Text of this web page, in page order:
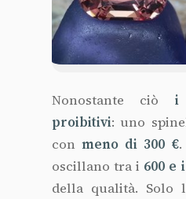
Nonostante ciòi
proibitivi: uno
con meno di 300 €.
oscillano tra i 600 e
della qualità. Solo